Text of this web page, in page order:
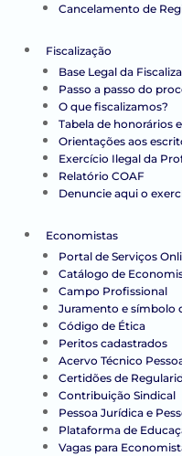
Cancelamento de
Fiscalização
Base Legal da
Passo a passo do
O que fiscalizamos?
Tabela de honorários
Orientações aos
Exercício Ilegal da
Relatório COAF
Denuncie aqui o
Economistas
Portal de Serviços
Catálogo de
Campo Profissional
Juramento e símbolo
Código de Ética
Peritos cadastrados
Acervo Técnico
Certidões de
Contribuição Sindical
Pessoa Jurídica e
Plataforma de
Vagas para